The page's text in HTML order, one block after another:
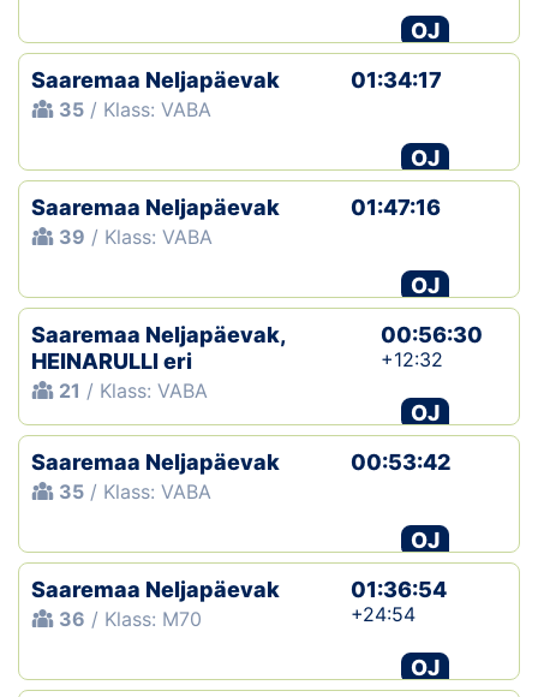
OJ
Saaremaa Neljapäevak
35 / Klass: VABA
01:34:17
OJ
Saaremaa Neljapäevak
39 / Klass: VABA
01:47:16
OJ
Saaremaa Neljapäevak,
HEINARULLI eri
21 / Klass: VABA
00:56:30
+12:32
OJ
Saaremaa Neljapäevak
35 / Klass: VABA
00:53:42
OJ
Saaremaa Neljapäevak
36 / Klass: M70
01:36:54
+24:54
OJ